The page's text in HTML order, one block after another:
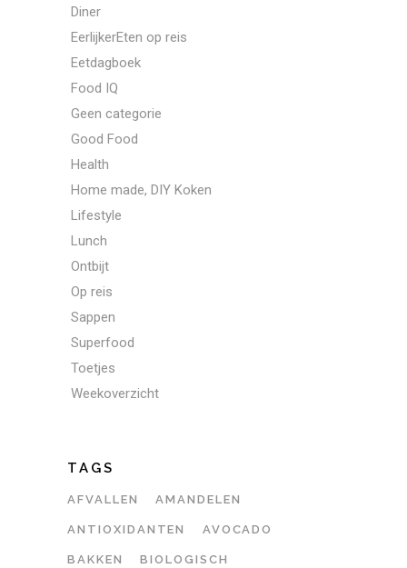
Diner
EerlijkerEten op reis
Eetdagboek
Food IQ
Geen categorie
Good Food
Health
Home made, DIY Koken
Lifestyle
Lunch
Ontbijt
Op reis
Sappen
Superfood
Toetjes
Weekoverzicht
TAGS
AFVALLEN AMANDELEN
ANTIOXIDANTEN AVOCADO
BAKKEN BIOLOGISCH